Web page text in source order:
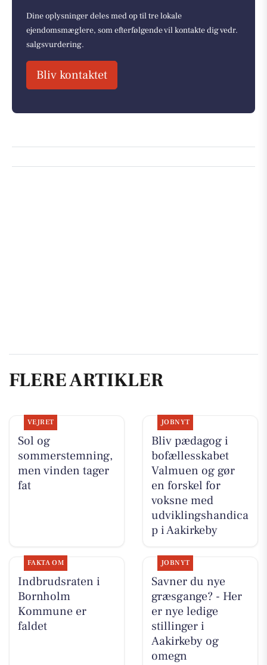
Dine oplysninger deles med op til tre lokale
ejendomsmæglere, som efterfølgende vil kontakte dig vedr.
salgsvurdering.
Bliv kontaktet
FLERE ARTIKLER
VEJRET
Sol og
sommerstemning,
men vinden tager
fat
JOBNYT
Bliv pædagog i
bofællesskabet
Valmuen og gør
en forskel for
voksne med
udviklingshandica
p i Aakirkeby
FAKTA OM
Indbrudsraten i
Bornholm
Kommune er
faldet
JOBNYT
Savner du nye
græsgange? - Her
er nye ledige
stillinger i
Aakirkeby og
omegn